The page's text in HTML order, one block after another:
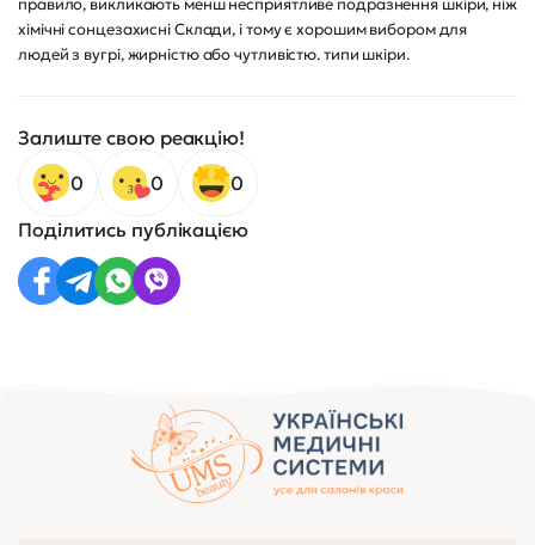
правило, викликають менш несприятливе подразнення шкіри, ніж
хімічні сонцезахисні Склади, і тому є хорошим вибором для
людей з вугрі, жирністю або чутливістю. типи шкіри.
Залиште свою реакцію!
0
0
0
Поділитись публікацією